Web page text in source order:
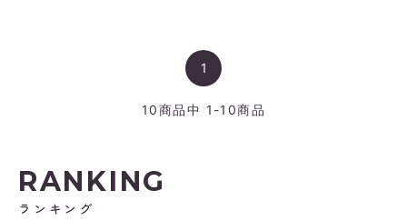
1
10商品中 1-10商品
RANKING
ランキング